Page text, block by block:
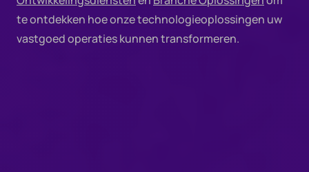
te ontdekken hoe onze technologieoplossingen uw
vastgoed operaties kunnen transformeren.